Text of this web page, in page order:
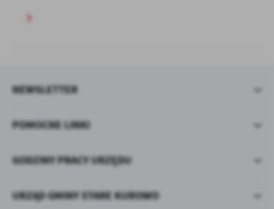
POMOCNE LINKI
NEWSLETTER
GODZINY PRACY URZĘDU
URZĄD GMINY STARE KUROWO